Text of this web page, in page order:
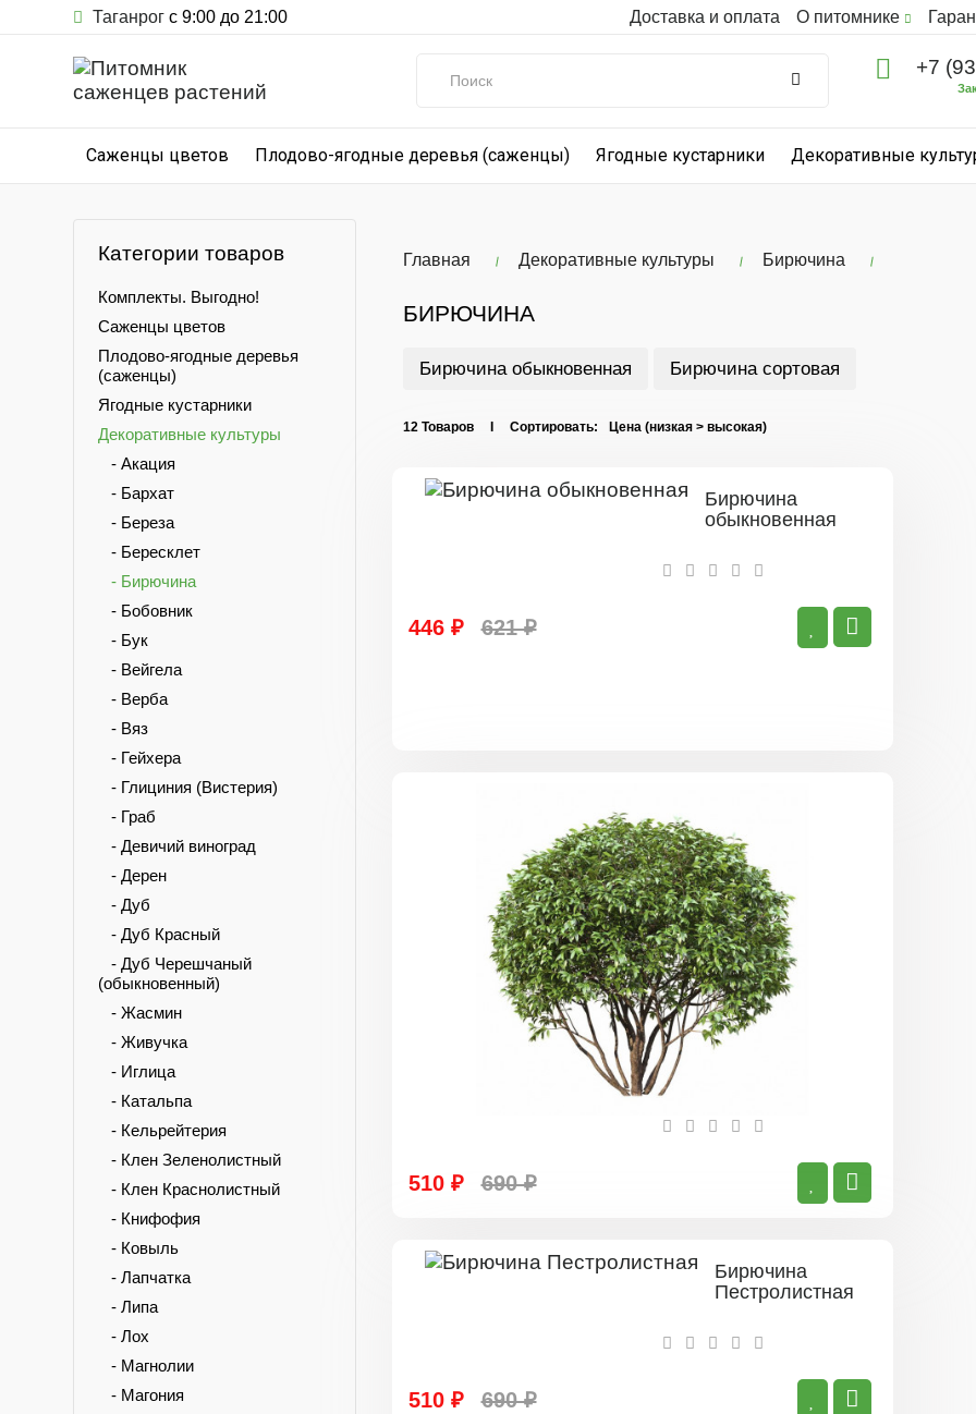
Таганрог с 9:00 до 21:00 Доставка и оплата О питомнике
+7
Саженцы цветов Плодово-ягодные деревья (саженцы) Ягодные кустарники Декоративные
Категории товаров
Комплекты. Выгодно!
Саженцы цветов
Плодово-ягодные деревья
(саженцы)
Ягодные кустарники
Декоративные культуры
- Акация
- Бархат
- Береза
- Бересклет
- Бирючина
- Бобовник
- Бук
- Вейгела
- Верба
- Вяз
- Гейхера
- Глициния (Вистерия)
- Граб
- Девичий виноград
- Дерен
- Дуб
- Дуб Красный
- Дуб Черешчаный
(обыкновенный)
- Жасмин
- Живучка
- Иглица
- Катальпа
- Кельрейтерия
- Клен Зеленолистный
- Клен Краснолистный
- Книфофия
- Ковыль
- Лапчатка
- Липа
- Лох
- Магнолии
- Магония
Главная Декоративные культуры Бирючина
БИРЮЧИНА
Бирючина обыкновенная Бирючина сортовая
12 Товаров I Сортировать:
Бирючина
обыкновенная
446 ₽ 621 ₽
510 ₽ 690 ₽
Бирючина
Пестролистная
510 ₽ 690 ₽